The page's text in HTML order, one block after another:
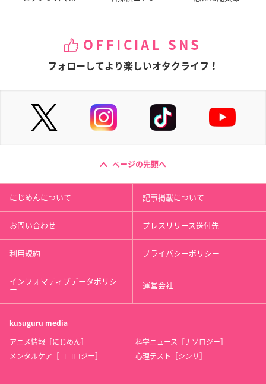
OFFICIAL SNS
フォローしてより楽しいオタクライフ！
ページの先頭へ
にじめんについて 記事掲載について
お問い合わせ プレスリリース送付先
利用規約 プライバシーポリシー
インフォマティブデータポリシ
ー 運営会社
kusuguru media
アニメ情報［にじめん］
科学ニュース［ナゾロジー］
メンタルケア［ココロジー］
心理テスト［シンリ］